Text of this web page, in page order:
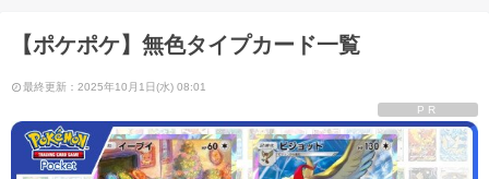
【ポケポケ】無色タイプカード一覧
最終更新：2025年10月1日(水) 08:01
PR